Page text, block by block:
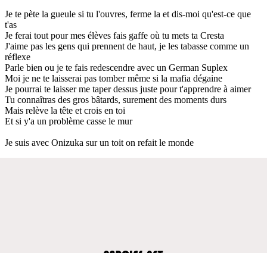
Je te pète la gueule si tu l'ouvres, ferme la et dis-moi qu'est-ce que
t'as
Je ferai tout pour mes élèves fais gaffe où tu mets ta Cresta
J'aime pas les gens qui prennent de haut, je les tabasse comme un
réflexe
Parle bien ou je te fais redescendre avec un German Suplex
Moi je ne te laisserai pas tomber même si la mafia dégaine
Je pourrai te laisser me taper dessus juste pour t'apprendre à aimer
Tu connaîtras des gros bâtards, surement des moments durs
Mais relève la tête et crois en toi
Et si y'a un problème casse le mur
Je suis avec Onizuka sur un toit on refait le monde